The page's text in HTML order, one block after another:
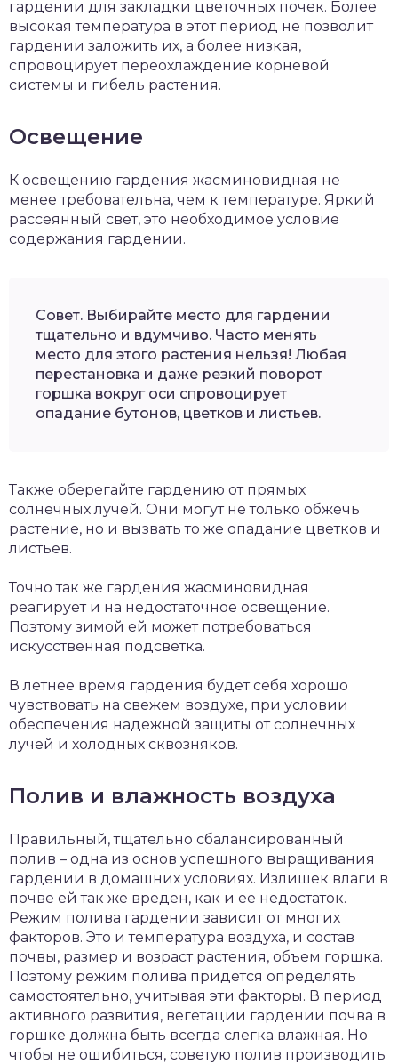
гардении для закладки цветочных почек. Более
высокая температура в этот период не позволит
гардении заложить их, а более низкая,
спровоцирует переохлаждение корневой
системы и гибель растения.
Освещение
К освещению гардения жасминовидная не
менее требовательна, чем к температуре. Яркий
рассеянный свет, это необходимое условие
содержания гардении.
Совет. Выбирайте место для гардении
тщательно и вдумчиво. Часто менять
место для этого растения нельзя! Любая
перестановка и даже резкий поворот
горшка вокруг оси спровоцирует
опадание бутонов, цветков и листьев.
Также оберегайте гардению от прямых
солнечных лучей. Они могут не только обжечь
растение, но и вызвать то же опадание цветков и
листьев.
Точно так же гардения жасминовидная
реагирует и на недостаточное освещение.
Поэтому зимой ей может потребоваться
искусственная подсветка.
В летнее время гардения будет себя хорошо
чувствовать на свежем воздухе, при условии
обеспечения надежной защиты от солнечных
лучей и холодных сквозняков.
Полив и влажность воздуха
Правильный, тщательно сбалансированный
полив – одна из основ успешного выращивания
гардении в домашних условиях. Излишек влаги в
почве ей так же вреден, как и ее недостаток.
Режим полива гардении зависит от многих
факторов. Это и температура воздуха, и состав
почвы, размер и возраст растения, объем горшка.
Поэтому режим полива придется определять
самостоятельно, учитывая эти факторы. В период
активного развития, вегетации гардении почва в
горшке должна быть всегда слегка влажная. Но
чтобы не ошибиться, советую полив производить